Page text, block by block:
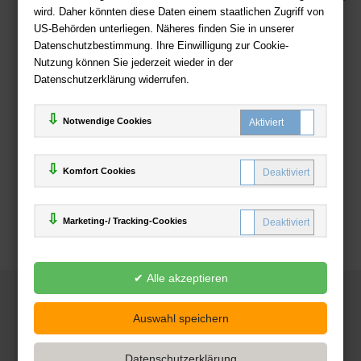
wird. Daher könnten diese Daten einem staatlichen Zugriff von
US-Behörden unterliegen. Näheres finden Sie in unserer
Datenschutzbestimmung. Ihre Einwilligung zur Cookie-
Nutzung können Sie jederzeit wieder in der
Datenschutzerklärung widerrufen.
Notwendige Cookies
Komfort Cookies
Marketing-/ Tracking-Cookies
Zahlweisen
Deutsche-Buchhandlung.de
www.deutsche-buchhandlung.de ist ein Angebot der
Handelsgesellschaft mbH
Powered by Inooga